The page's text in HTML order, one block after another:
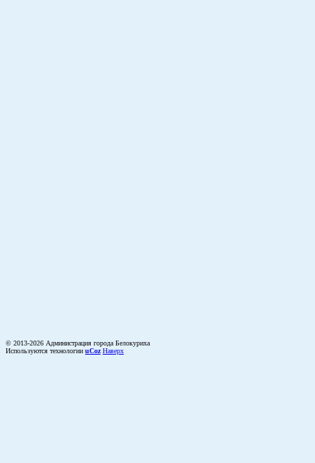
© 2013-2026 Администрация города Белокуриха
Используются технологии uCoz Наверх